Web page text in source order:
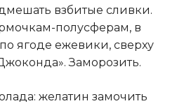
взбитые сливки.
полусферам, в
ягоде ежевики, сверху
Заморозить.
желатин замочить